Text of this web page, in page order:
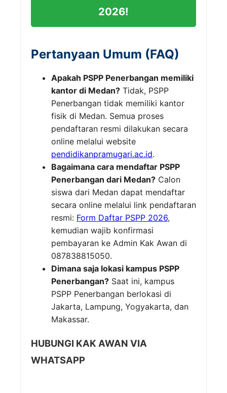
2026!
Pertanyaan Umum (FAQ)
Apakah PSPP Penerbangan memiliki
kantor di Medan? Tidak, PSPP
Penerbangan tidak memiliki kantor
fisik di Medan. Semua proses
pendaftaran resmi dilakukan secara
online melalui website
pendidikanpramugari.ac.id.
Bagaimana cara mendaftar PSPP
Penerbangan dari Medan? Calon
siswa dari Medan dapat mendaftar
secara online melalui link pendaftaran
resmi: Form Daftar PSPP 2026,
kemudian wajib konfirmasi
pembayaran ke Admin Kak Awan di
087838815050.
Dimana saja lokasi kampus PSPP
Penerbangan? Saat ini, kampus
PSPP Penerbangan berlokasi di
Jakarta, Lampung, Yogyakarta, dan
Makassar.
HUBUNGI KAK AWAN VIA
WHATSAPP